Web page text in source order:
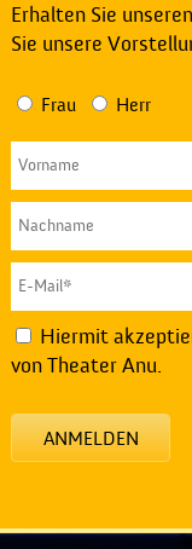
Erhalten Sie
Sie unsere
Frau Herr
Hiermit
von Theater Anu.
ANMELDEN